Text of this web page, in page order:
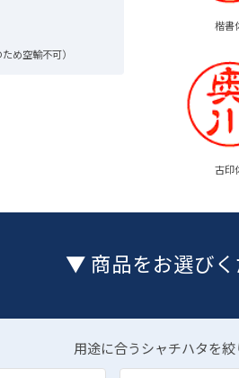
楷書
古印
め空輸不可）
▼ 商品をお選び
用途に合うシャチハタを絞